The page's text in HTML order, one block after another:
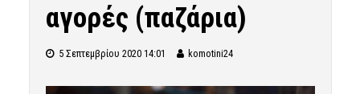
αγορές (παζάρια)
5 Σεπτεμβρίου 2020 14:01 komotini24